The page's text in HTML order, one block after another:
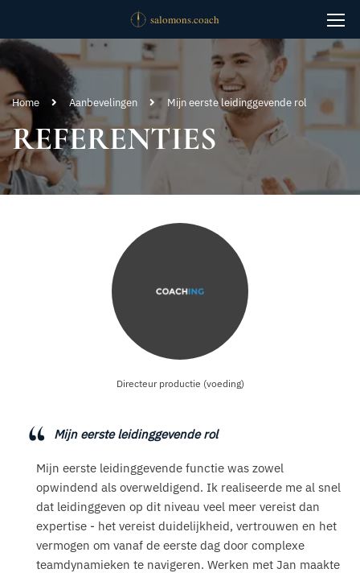
Home Aanbevelingen Mijn eerste leidinggevende rol
REFERENTIES
Directeur productie (voeding)
Mijn eerste leidinggevende rol
Mijn eerste leidinggevende functie was zowel
opwindend als overweldigend. Ik realiseerde me al snel
dat leidinggeven op dit niveau veel meer vereist dan
expertise - het vereist duidelijkheid, vertrouwen en het
vermogen om vanaf de eerste dag door complexe
teamdynamieken te navigeren. Werken met Jan maakte